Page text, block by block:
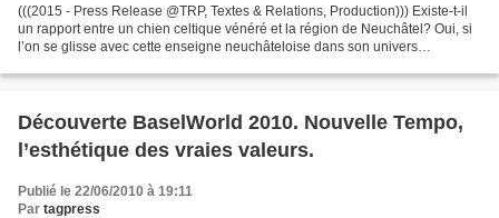
(((2015 - Press Release @TRP, Textes & Relations, Production))) Existe-t-il
un rapport entre un chien celtique vénéré et la région de Neuchâtel? Oui, si
l’on se glisse avec cette enseigne neuchâteloise dans son univers
Découverte BaselWorld 2010. Nouvelle Tempo,
l’esthétique des vraies valeurs.
Publié le 22/06/2010 à 19:11
Par tagpress